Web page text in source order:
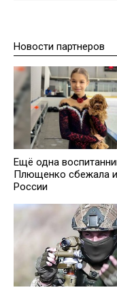
Новости партнеров
Ещё одна
Плющенко сбежала
России